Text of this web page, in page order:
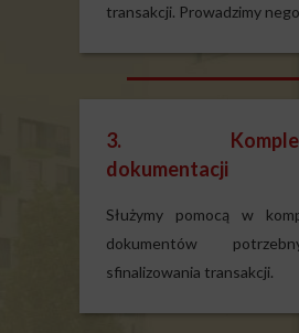
transakcji. Prowadzimy
3.
dokumentacji
Służymy pomocą w
dokumentów
sfinalizowania transakcji.